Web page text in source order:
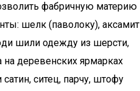
фабричную материю
шелк (паволоку), аксамит
шили одежду из шерсти,
деревенских ярмарках
ситец, парчу, штофу